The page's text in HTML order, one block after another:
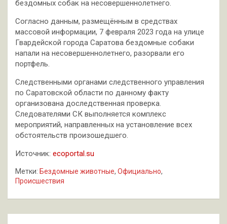
бездомных собак на несовершеннолетнего.
Согласно данным, размещённым в средствах
массовой информации, 7 февраля 2023 года на улице
Гвардейской города Саратова бездомные собаки
напали на несовершеннолетнего, разорвали его
портфель.
Следственными органами следственного управления
по Саратовской области по данному факту
организована доследственная проверка.
Следователями СК выполняется комплекс
мероприятий, направленных на установление всех
обстоятельств произошедшего.
Источник: ecoportal.su
Метки: Бездомные животные, Официально,
Происшествия